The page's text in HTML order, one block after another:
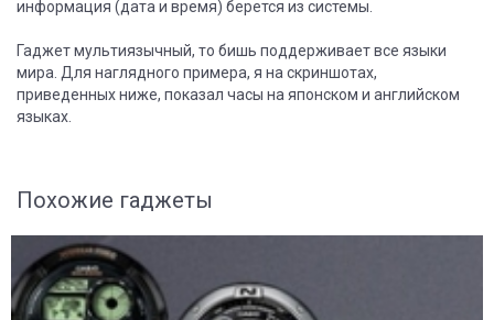
информация (дата и время) берется из системы.
Гаджет мультиязычный, то бишь поддерживает все языки
мира. Для наглядного примера, я на скриншотах,
приведенных ниже, показал часы на японском и английском
языках.
Похожие гаджеты